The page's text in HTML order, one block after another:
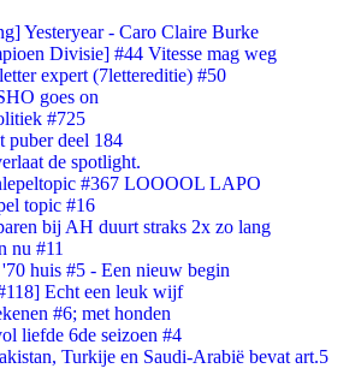
Yesteryear - Caro Claire Burke
Divisie] #44 Vitesse mag weg
expert (7lettereditie) #50
goes on
#725
puber deel 184
de spotlight.
#367 LOOOOL LAPO
topic #16
bij AH duurt straks 2x zo lang
nu #11
huis #5 - Een nieuw begin
Echt een leuk wijf
#6; met honden
liefde 6de seizoen #4
Turkije en Saudi-Arabië bevat art.5